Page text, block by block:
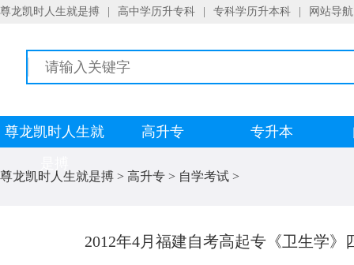
尊龙凯时人生就是搏 高中学历升专科 专科学历升本科 网站导航
尊龙凯时人生就
高升专 专升本
尊龙凯时人生就是搏 > 高升专 > 自学考试 >
2012年4月福建自考高起专《卫生学》